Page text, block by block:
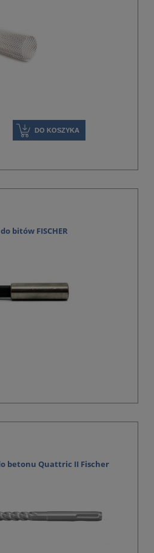
DO KOSZYKA
bitów FISCHER
betonu Quattric II Fischer